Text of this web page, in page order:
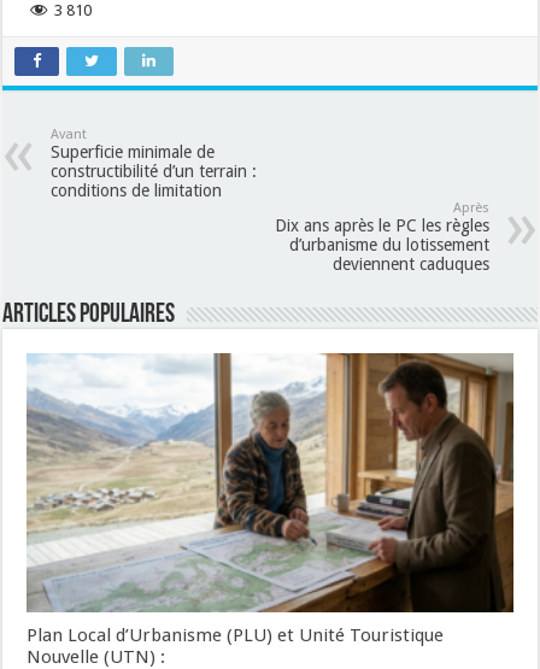
3 810
Avant
Superficie minimale de
constructibilité d’un terrain :
conditions de limitation
Après
Dix ans après le PC les règles
d’urbanisme du lotissement
deviennent caduques
Articles populaires
Plan Local d’Urbanisme (PLU) et Unité Touristique
Nouvelle (UTN) :